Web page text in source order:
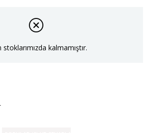
stoklarımızda kalmamıştır.